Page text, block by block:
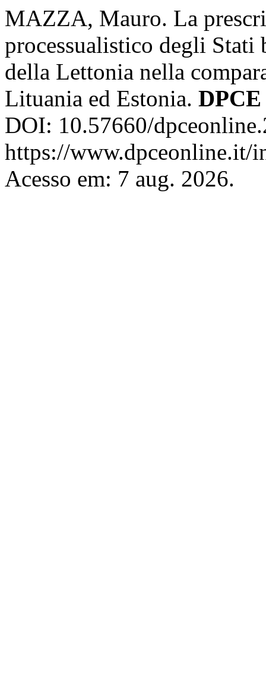
MAZZA, Mauro. La
processualistico degli
della Lettonia nella
Lituania ed Estonia.
DOI: 10.57660/
https://www.dpceonline.it/
Acesso em: 7 aug. 2026.